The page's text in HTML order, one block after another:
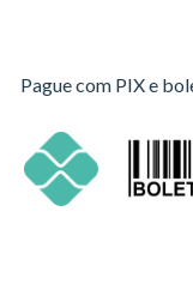
Pague com PIX e